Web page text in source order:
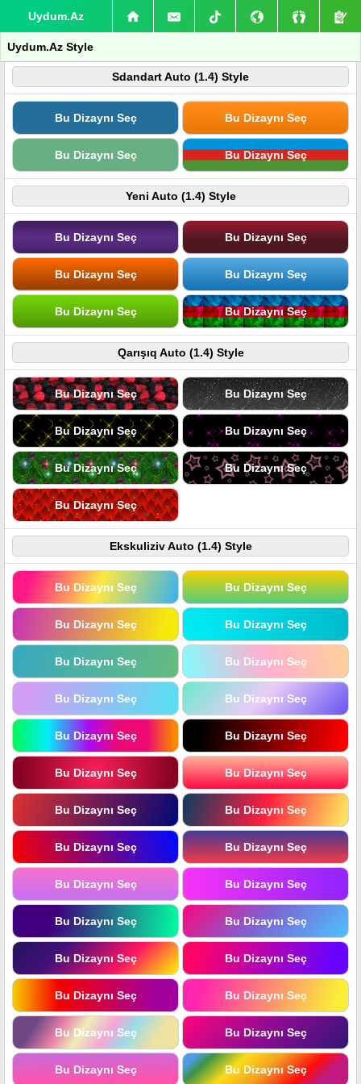
Uydum.Az
Uydum.Az Style
Sdandart Auto (1.4) Style
Bu Dizaynı Seç Bu Dizaynı Seç
Bu Dizaynı Seç Bu Dizaynı Seç
Yeni Auto (1.4) Style
Bu Dizaynı Seç Bu Dizaynı Seç
Bu Dizaynı Seç Bu Dizaynı Seç
Bu Dizaynı Seç Bu Dizaynı Seç
Qarışıq Auto (1.4) Style
Bu Dizaynı Seç Bu Dizaynı Seç
Bu Dizaynı Seç Bu Dizaynı Seç
Bu Dizaynı Seç Bu Dizaynı Seç
Bu Dizaynı Seç
Ekskuliziv Auto (1.4) Style
Bu Dizaynı Seç Bu Dizaynı Seç
Bu Dizaynı Seç Bu Dizaynı Seç
Bu Dizaynı Seç Bu Dizaynı Seç
Bu Dizaynı Seç Bu Dizaynı Seç
Bu Dizaynı Seç Bu Dizaynı Seç
Bu Dizaynı Seç Bu Dizaynı Seç
Bu Dizaynı Seç Bu Dizaynı Seç
Bu Dizaynı Seç Bu Dizaynı Seç
Bu Dizaynı Seç Bu Dizaynı Seç
Bu Dizaynı Seç Bu Dizaynı Seç
Bu Dizaynı Seç Bu Dizaynı Seç
Bu Dizaynı Seç Bu Dizaynı Seç
Bu Dizaynı Seç Bu Dizaynı Seç
Bu Dizaynı Seç Bu Dizaynı Seç